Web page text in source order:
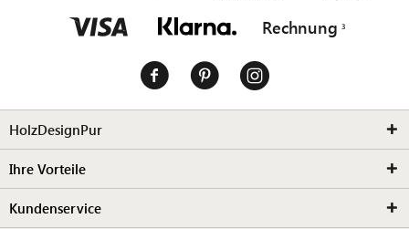
Rechnung
HolzDesignPur
Ihre Vorteile
Kundenservice